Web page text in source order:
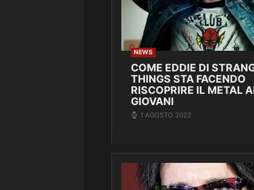
NEWS
COME EDDIE DI
THINGS STA FACENDO
RISCOPRIRE IL METAL
GIOVANI
1 AGOSTO 2022